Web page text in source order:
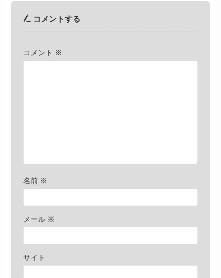
コメントする
コメント ※
名前 ※
メール ※
サイト